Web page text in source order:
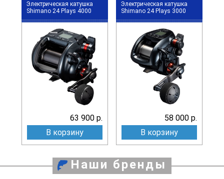
Электрическая катушка
Shimano 24 Plays 4000
63 900 р.
В корзину
Электрическая катушка
Shimano 24 Plays 3000
58 000 р.
В корзину
Наши бренды